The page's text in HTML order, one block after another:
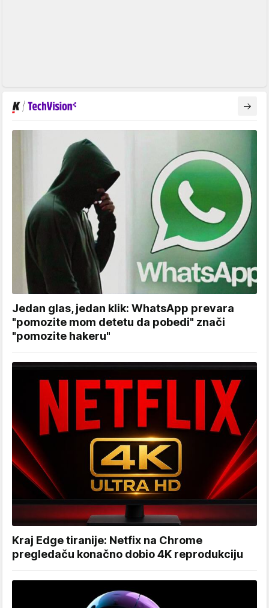
Jedan glas, jedan klik: WhatsApp prevara
"pomozite mom detetu da pobedi" znači
"pomozite hakeru"
Kraj Edge tiranije: Netfix na Chrome
pregledaču konačno dobio 4K reprodukciju